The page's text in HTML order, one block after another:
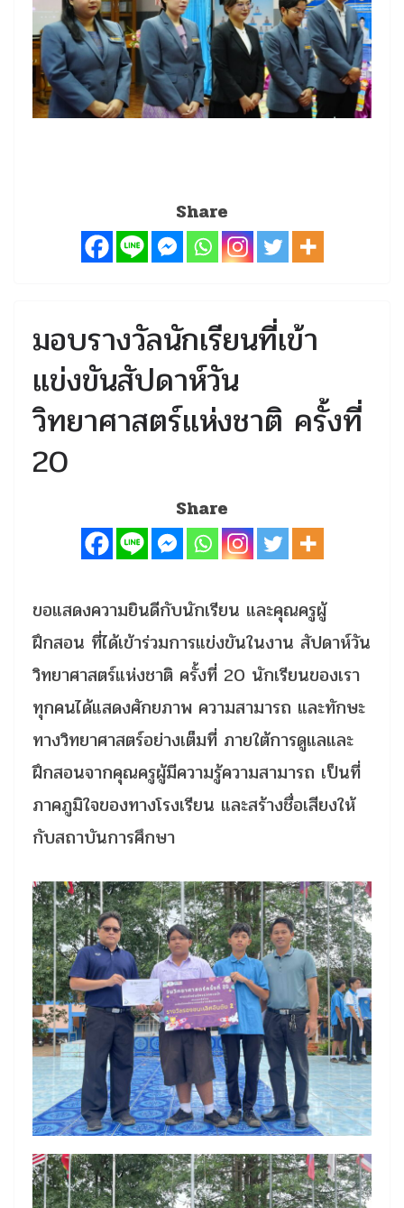
Share
มอบรางวัลนักเรียนที่เข้า
แข่งขันสัปดาห์วัน
วิทยาศาสตร์แห่งชาติ ครั้งที่
20
Share
ขอแสดงความยินดีกับนักเรียน และคุณครูผู้
ฝึกสอน ที่ได้เข้าร่วมการแข่งขันในงาน สัปดาห์วัน
วิทยาศาสตร์แห่งชาติ ครั้งที่ 20 นักเรียนของเรา
ทุกคนได้แสดงศักยภาพ ความสามารถ และทักษะ
ทางวิทยาศาสตร์อย่างเต็มที่ ภายใต้การดูแลและ
ฝึกสอนจากคุณครูผู้มีความรู้ความสามารถ เป็นที่
ภาคภูมิใจของทางโรงเรียน และสร้างชื่อเสียงให้
กับสถาบันการศึกษา